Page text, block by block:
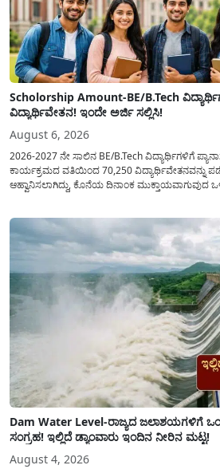
Scholorship Amount-BE/B.Tech
ವಿದ್ಯಾರ್ಥಿವೇತನ! ಇಂದೇ ಅರ್ಜಿ ಸಲ್ಲಿಸಿ!
August 6, 2026
2026-2027 ನೇ ಸಾಲಿನ BE/B.Tech ವಿದ್ಯಾರ್ಥಿಗಳಿಗೆ
ಕಾರ್ಯಕ್ರಮದ ವತಿಯಿಂದ 70,250 ವಿದ್ಯಾರ್ಥಿವೇತನವನ್ನು
ಆಹ್ವಾನಿಸಲಾಗಿದ್ದು, ಕೊನೆಯ ದಿನಾಂಕ ಮುಕ್ತಾಯವಾಗುವುದ
ಜಾರಿಗೆ...
Dam Water Level-ರಾಜ್ಯದ ಜಲಾಶಯಗಳಿಗೆ
ಸಂಗ್ರಹ! ಇಲ್ಲಿದೆ ಡ್ಯಾಂವಾರು ಇಂದಿನ ನೀರಿನ ಮಟ್ಟ!
August 4, 2026